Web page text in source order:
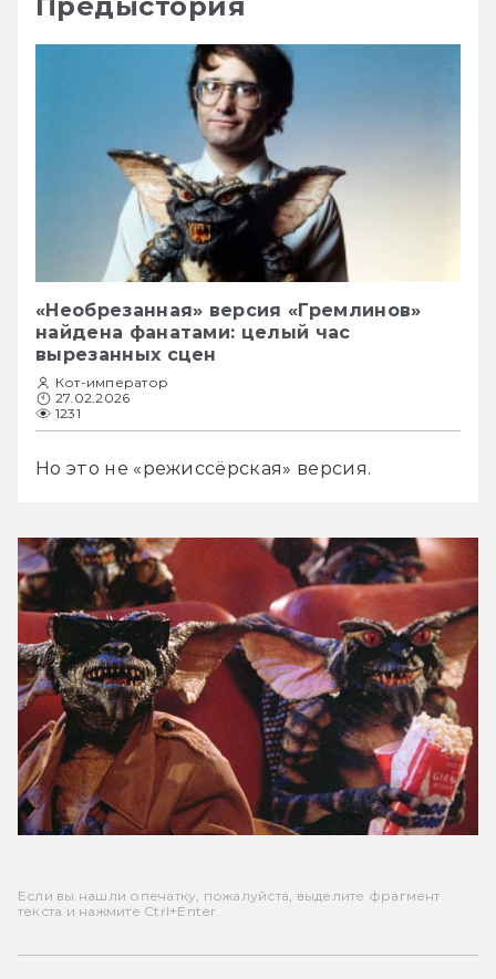
«Необрезанная» версия «Гремлинов»
найдена фанатами: целый час
вырезанных сцен
Кот-император
27.02.2026
1231
Но это не «режиссёрская» версия.
Если вы нашли опечатку, пожалуйста, выделите фрагмент
текста и нажмите Ctrl+Enter.